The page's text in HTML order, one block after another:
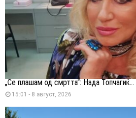
„Се плашам од смртта“: Нада Топчагиќ...
15:01 - 8 август, 2026